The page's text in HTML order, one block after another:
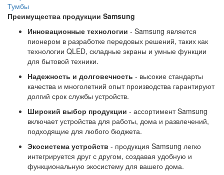
Тумбы
Преимущества продукции Samsung
Инновационные технологии - Samsung является
пионером в разработке передовых решений, таких как
технологии QLED, складные экраны и умные функции
для бытовой техники.
Надежность и долговечность - высокие стандарты
качества и многолетний опыт производства гарантируют
долгий срок службы устройств.
Широкий выбор продукции - ассортимент Samsung
включает устройства для работы, дома и развлечений,
подходящие для любого бюджета.
Экосистема устройств - продукция Samsung легко
интегрируется друг с другом, создавая удобную и
функциональную экосистему для вашего дома.